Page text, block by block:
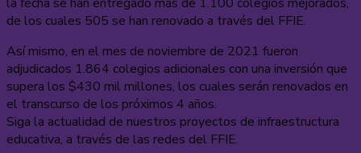
de los cuales 505 se han renovado a través del FFIE.
Así mismo, en el mes de noviembre de 2021 fueron
adjudicados 1.864 colegios adicionales con una inversión que
supera los $430 mil millones, los cuales serán renovados en
el transcurso de los próximos 4 años.
Siga la actualidad de nuestros proyectos de infraestructura
educativa, a través de las redes del FFIE.